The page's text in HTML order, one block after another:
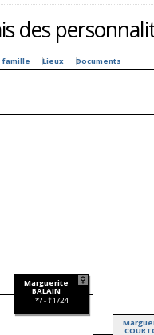
des
famille Lieux Documents
Marguerite
BALAIN
*? - †1724